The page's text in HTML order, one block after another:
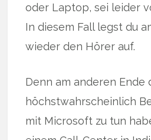
oder Laptop, sei leider
In diesem Fall legst du
wieder den Hörer auf.
Denn am anderen Ende
höchstwahrscheinlich
mit Microsoft zu tun